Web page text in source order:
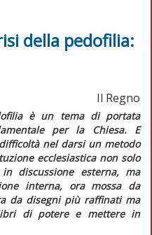
della pedofilia:
Il Regno
è un tema di portata
per la Chiesa. E
nel darsi un metodo
ecclesiastica non solo
discussione esterna, ma
interna, ora mossa da
da disegni più raffinati ma
di potere e mettere in